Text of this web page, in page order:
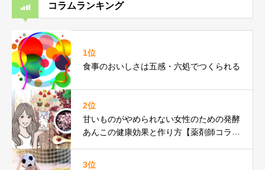
コラムランキング
1位
食事のおいしさは五感・六処でつくられる
2位
甘いものがやめられない女性のための発酵
あんこの健康効果と作り方【薬剤師コラ
3位